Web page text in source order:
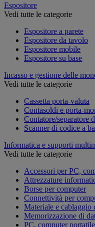
Espositore
Vedi tutte le categorie
Espositore a parete
Espositore da tavolo
Espositore mobile
Espositore su base
Incasso e gestione delle
Vedi tutte le categorie
Cassetta porta-valuta
Contasoldi e porta-
Contatore/separatore
Scanner di codice a
Informatica e supporti
Vedi tutte le categorie
Accessori per PC,
Attrezzature
Borse per computer
Connettività per
Materiale e cablaggio
Memorizzazione di
PC, computer